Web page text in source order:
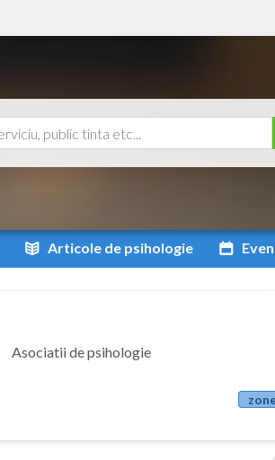
Articole de psihologie
Asociatii de psihologie